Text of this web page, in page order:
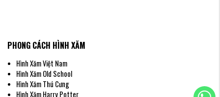
PHONG CÁCH HÌNH XĂM
Hình Xăm Việt Nam
Hình Xăm Old School
Hình Xăm Thú Cưng
Hình Xăm Harry Potter